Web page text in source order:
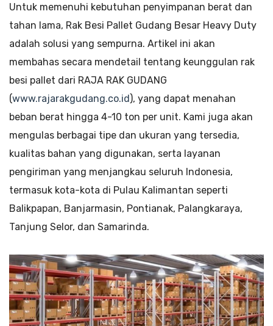
Untuk memenuhi kebutuhan penyimpanan berat dan
tahan lama, Rak Besi Pallet Gudang Besar Heavy Duty
adalah solusi yang sempurna. Artikel ini akan
membahas secara mendetail tentang keunggulan rak
besi pallet dari RAJA RAK GUDANG
(www.rajarakgudang.co.id), yang dapat menahan
beban berat hingga 4-10 ton per unit. Kami juga akan
mengulas berbagai tipe dan ukuran yang tersedia,
kualitas bahan yang digunakan, serta layanan
pengiriman yang menjangkau seluruh Indonesia,
termasuk kota-kota di Pulau Kalimantan seperti
Balikpapan, Banjarmasin, Pontianak, Palangkaraya,
Tanjung Selor, dan Samarinda.